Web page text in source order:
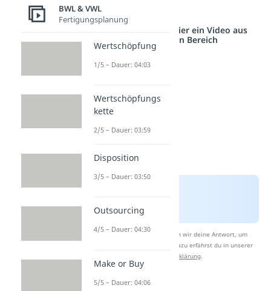
sinkt
Studyflix vernetzt: Hier ein Video aus
einem anderen Bereich
Nach Beantwortung speichern wir deine Antwort, um
Studyflix zu verbessern. Mehr dazu erfährst du in unserer
Datenschutzerklärung
BWL & VWL
Fertigungsplanung
Wertschöpfung
1/5 – Dauer: 04:03
Wertschöpfungs
kette
2/5 – Dauer: 03:59
Disposition
3/5 – Dauer: 03:50
Outsourcing
4/5 – Dauer: 04:30
Make or Buy
5/5 – Dauer: 04:06